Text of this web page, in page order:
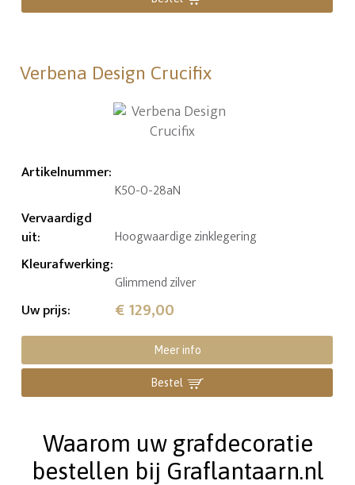
Verbena Design Crucifix
Artikelnummer:
K50-0-28aN
Vervaardigd
uit: Hoogwaardige zinklegering
Kleurafwerking:
Glimmend zilver
Uw prijs: € 129,00
Meer info
Bestel
Waarom uw grafdecoratie
bestellen bij Graflantaarn.nl